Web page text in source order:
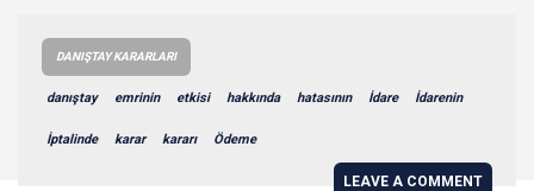
DANIŞTAY KARARLARI
danıştay emrinin etkisi hakkında hatasının İdare İdarenin
İptalinde karar kararı Ödeme
LEAVE A COMMENT